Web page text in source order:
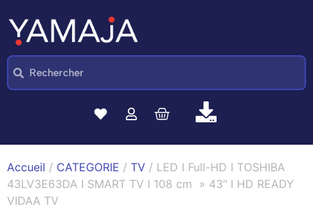
Accueil / CATEGORIE / TV / LED I Full-HD I TOSHIBA
43LV3E63DA I SMART TV I 108 cm » 43″ I HD READY
VIDAA TV